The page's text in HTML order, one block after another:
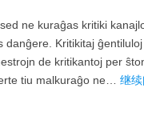
ne kuraĝas kritiki
Kritikitaj
de kritikantoj per
tiu malkuraĝo ne… 继